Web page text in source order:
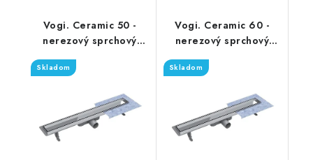
Vogi. Ceramic 50 -
nerezový sprchový
žľab 50 cm (RD50set)
Skladom
Vogi. Ceramic 60 -
nerezový sprchový
žľab 60 cm (RD60set)
Skladom